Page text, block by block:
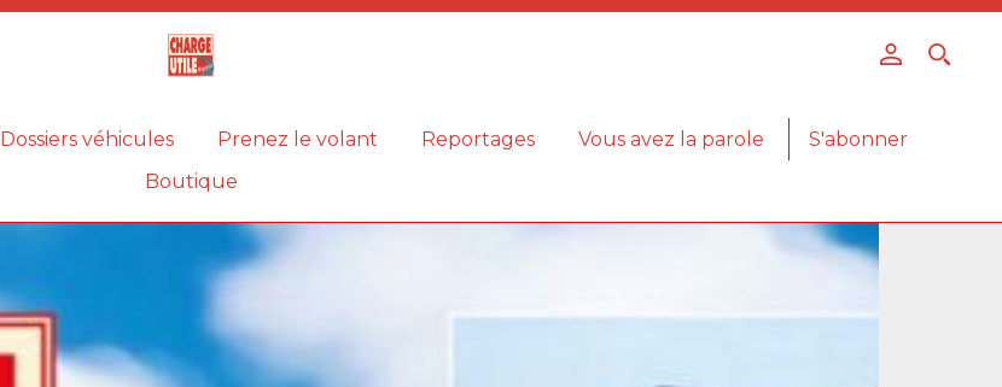
Dossiers véhicules Prenez le volant Reportages Vous avez la parole
S'abonner
Boutique